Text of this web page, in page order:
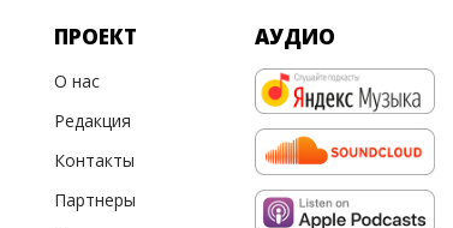
ПРОЕКТ
О нас
Редакция
Контакты
Партнеры
АУДИО